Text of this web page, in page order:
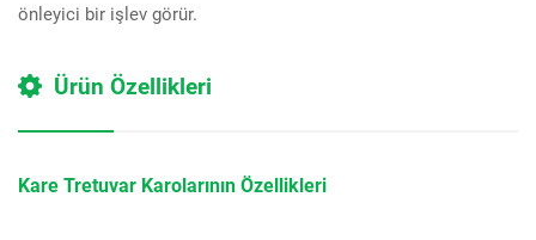
önleyici bir işlev görür.
Ürün Özellikleri
Kare Tretuvar Karolarının Özellikleri